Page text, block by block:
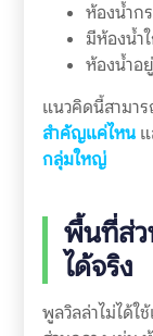
ห้องน้ำก
มีห้องน้ำ
ห้องน้ำอ
แนวคิดนี้สามา
สำคัญแค่ไหนแ
กลุ่มใหญ่
พื้นที่ส่ว
ได้จริง
พูลวิลล่าไม่ได้